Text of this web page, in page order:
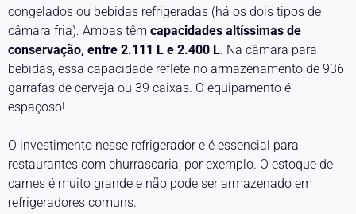
congelados ou bebidas refrigeradas (há os dois tipos de
câmara fria). Ambas têm capacidades altíssimas de
conservação, entre 2.111 L e 2.400 L. Na câmara para
bebidas, essa capacidade reflete no armazenamento de 936
garrafas de cerveja ou 39 caixas. O equipamento é
espaçoso!
O investimento nesse refrigerador e é essencial para
restaurantes com churrascaria, por exemplo. O estoque de
carnes é muito grande e não pode ser armazenado em
refrigeradores comuns.